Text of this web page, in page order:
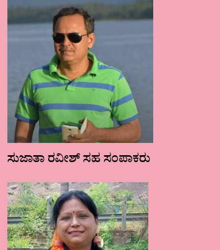
ಸುಜಾತಾ ರವೀಶ್ ಸಹ ಸಂಪಾಕರು